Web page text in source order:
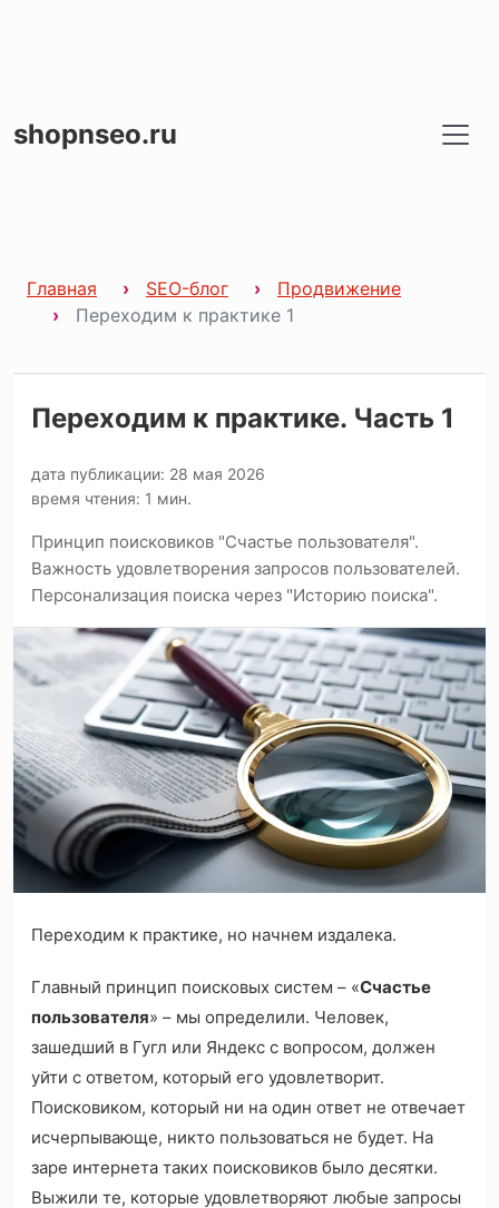
shopnseo.ru
Главная SEO-блог
Продвижение
Переходим к практике 1
Переходим к практике. Часть 1
дата публикации: 28 мая 2026
время чтения: 1 мин.
Принцип поисковиков "Счастье пользователя".
Важность удовлетворения запросов пользователей.
Персонализация поиска через "Историю поиска".
Переходим к практике, но начнем издалека.
Главный принцип поисковых систем – «Счастье
пользователя» – мы определили. ‎Человек,
зашедший в Гугл или Яндекс с вопросом, должен
уйти с ответом, который его удовлетворит.
Поисковиком, который ни на один ответ не отвечает
исчерпывающе, никто пользоваться не будет. На
заре интернета таких поисковиков было десятки.
Выжили те, которые удовлетворяют любые запросы